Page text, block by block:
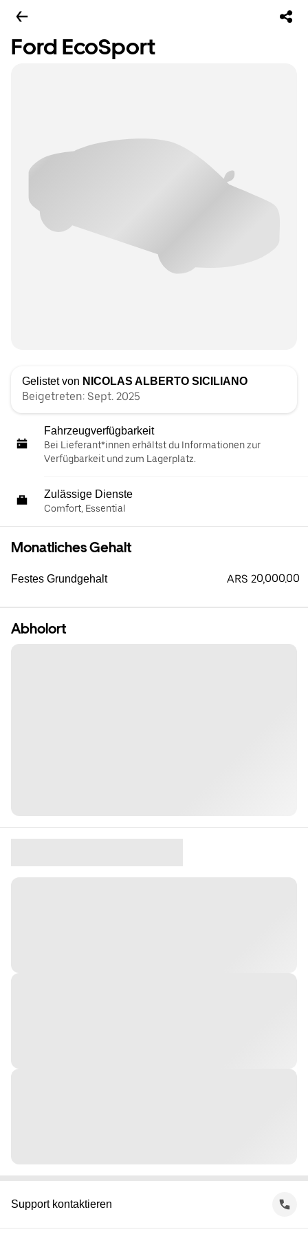
Ford EcoSport
Gelistet von NICOLAS ALBERTO SICILIANO
Beigetreten: Sept. 2025
Fahrzeugverfügbarkeit
Bei Lieferant*innen erhältst du Informationen zur
Verfügbarkeit und zum Lagerplatz.
Zulässige Dienste
Comfort, Essential
Monatliches Gehalt
Festes Grundgehalt ARS 20,000.00
Abholort
Support kontaktieren